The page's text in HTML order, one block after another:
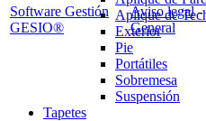
Aplique de
Exterior
Pie
Portátiles
Sobremesa
Suspensión
Tapetes
Software Gestión
GESIO®
Aviso legal-
General